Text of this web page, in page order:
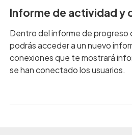
Informe de actividad y
Dentro del informe de progreso
podrás acceder a un nuevo
conexiones que te mostrará
se han conectado los usuarios.